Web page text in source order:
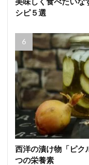
シピ５選
西洋の漬け物「ピク
つの栄養素